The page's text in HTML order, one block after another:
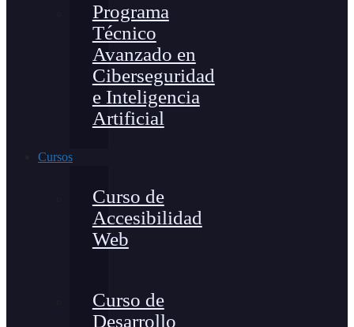
Programa
Técnico
Avanzado en
Ciberseguridad
e Inteligencia
Artificial
Cursos
Curso de
Accesibilidad
Web
Curso de
Desarrollo